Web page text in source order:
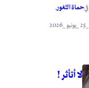
فيحماة الثغور.
لا أتأثر !